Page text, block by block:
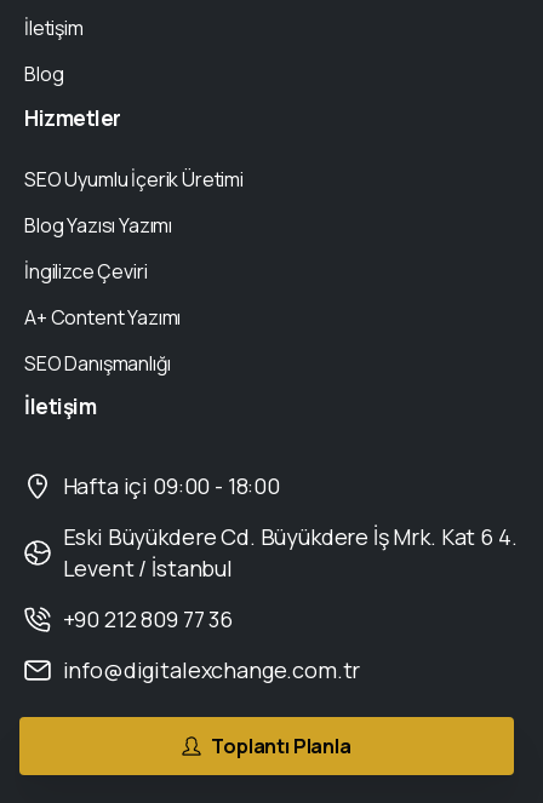
İletişim
Blog
Hizmetler
SEO Uyumlu İçerik Üretimi
Blog Yazısı Yazımı
İngilizce Çeviri
A+ Content Yazımı
SEO Danışmanlığı
İletişim
Hafta içi 09:00 - 18:00
Eski Büyükdere Cd. Büyükdere İş Mrk. Kat 6 4.
Levent / İstanbul
+90 212 809 77 36
info@digitalexchange.com.tr
Toplantı Planla